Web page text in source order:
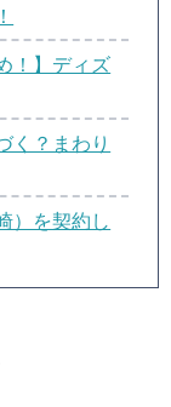
！】ディズ
く？まわり
）を契約し